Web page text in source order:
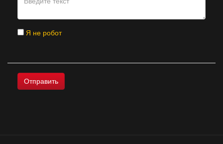
Я не робот